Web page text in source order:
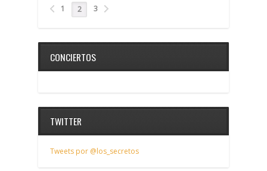
1 2 3
CONCIERTOS
TWITTER
Tweets por @los_secretos